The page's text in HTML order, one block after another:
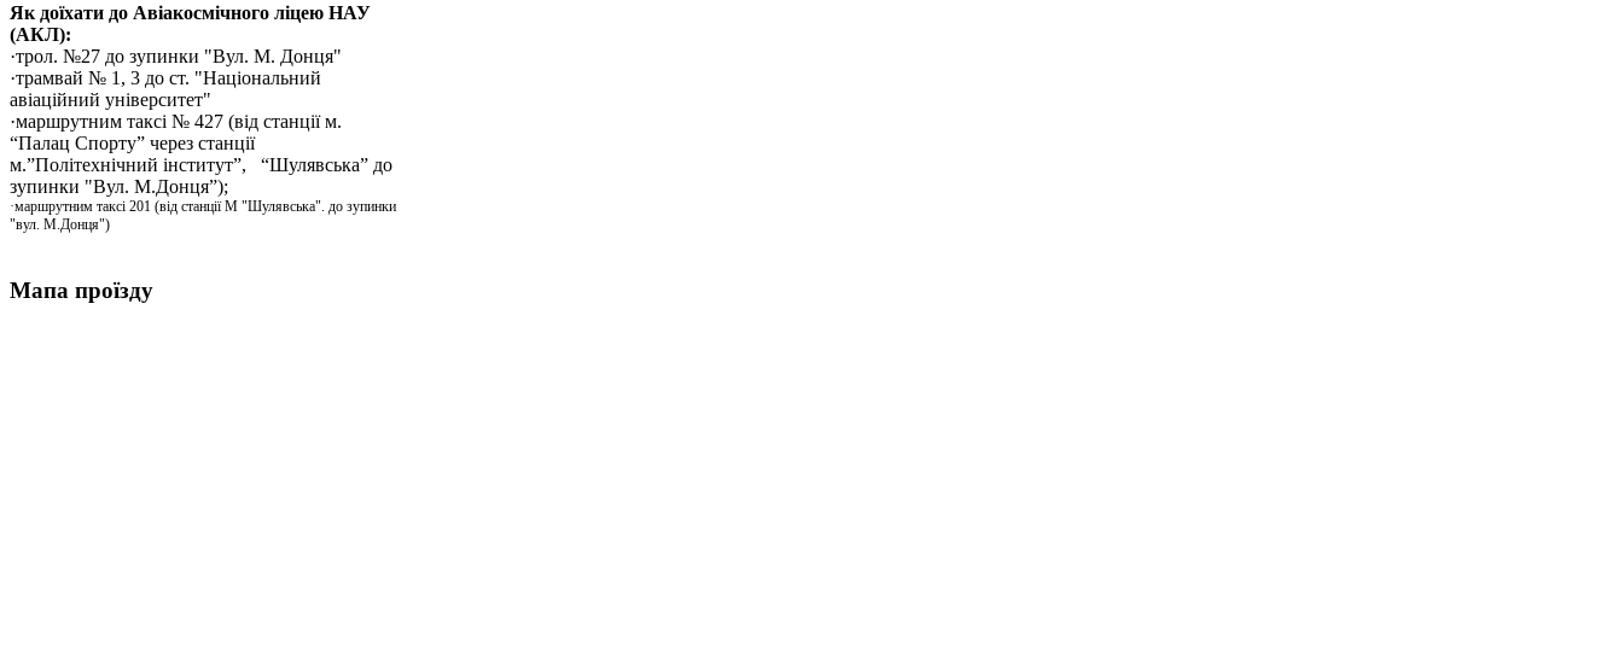
Як доїхати до Авіакосмічного ліцею НАУ
(АКЛ):
·трол. №27 до зупинки "Вул. М. Донця"
·трамвай № 1, 3 до ст. "Національний
авіаційний університет"
·маршрутним таксі № 427 (від станції м.
“Палац Спорту” через станції
м.”Політехнічний інститут”, “Шулявська” до
зупинки "Вул. М.Донця”);
·маршрутним таксі 201 (від станції М "Шулявська". до зупинки
"вул. М.Донця")
Мапа проїзду